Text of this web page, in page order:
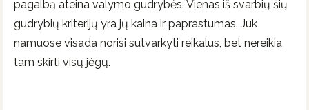
pagalbą ateina valymo gudrybės. Vienas iš svarbių šių
gudrybių kriterijų yra jų kaina ir paprastumas. Juk
namuose visada norisi sutvarkyti reikalus, bet nereikia
tam skirti visų jėgų.